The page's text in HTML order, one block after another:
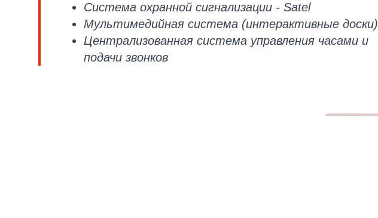
Система охранной сигнализации - Satel
Мультимедийная система (интерактивные доски)
Централизованная система управления часами и
подачи звонков